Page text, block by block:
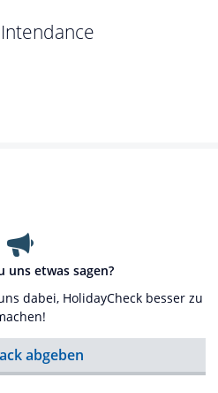
uns etwas sagen?
dabei, HolidayCheck besser zu
abgeben